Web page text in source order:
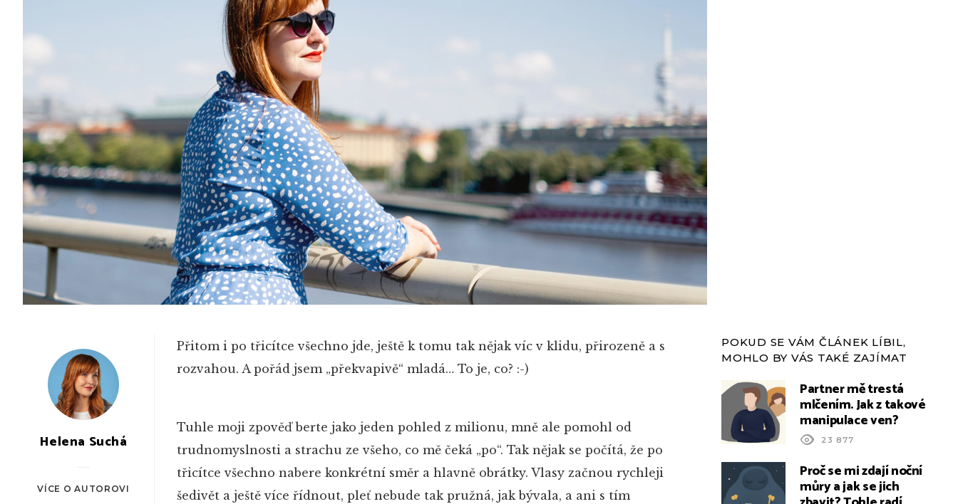
Helena Suchá
VÍCE O AUTOROVI
Přitom i po třicítce všechno jde, ještě k tomu tak nějak víc v klidu, přirozeně a s
rozvahou. A pořád jsem „překvapivě“ mladá… To je, co? :-)
Tuhle moji zpověď berte jako jeden pohled z milionu, mně ale pomohl od
trudnomyslnosti a strachu ze všeho, co mě čeká „po“. Tak nějak se počítá, že po
třicítce všechno nabere konkrétní směr a hlavně obrátky. Vlasy začnou rychleji
šedivět a ještě více řídnout, pleť nebude tak pružná, jak bývala, a ani s tím
POKUD SE VÁM ČLÁNEK LÍBIL,
MOHLO BY VÁS TAKÉ ZAJÍMAT
Partner mě trestá
mlčením. Jak z takové
manipulace ven?
23 877
Proč se mi zdají noční
můry a jak se jich